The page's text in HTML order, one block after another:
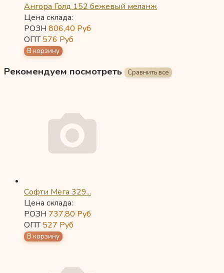
Ангора Голд 152 бежевый меланж
Цена склада:
РОЗН 806,40 Руб
ОПТ576 Руб
Рекомендуем посмотреть
Софти Мега 329...
Цена склада:
РОЗН 737,80 Руб
ОПТ527 Руб